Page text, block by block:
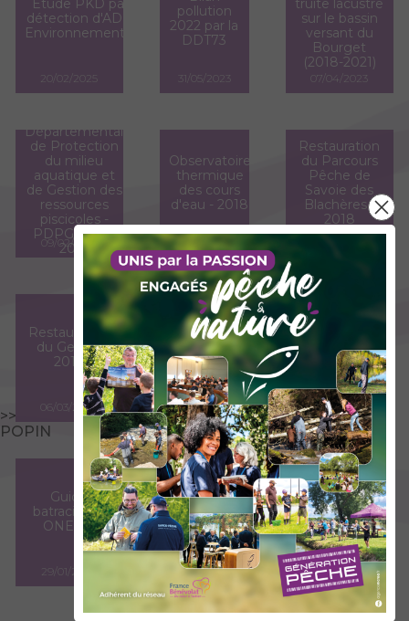
>>
POPIN
détection d'ADN
Environnemental
20/02/2025
pollution
2022 par la
DDT73
31/05/2023
sur le bassin
versant du
Bourget
(2018-2021)
07/04/2023
Départemental
de Protection
du milieu
aquatique et
de Gestion des
ressources
piscicoles -
PDPG 2020-
2025
09/02/2021
Observatoire
thermique
des cours
d'eau - 2018
06/03/2020
Restauration
du Parcours
Pêche de
Savoie des
Blachères -
2018
Restauration
du Gelon -
2019
06/03/2020
Restauration
du Bras de
l'Eglise à
Hauteville -
2017
06/03/2020
Restauration
du Glandon
aval - 2019
06/03/2020
Guide
batraciens -
ONEMA
29/01/2020
Etude de
l'état
écologique
et des
potentiels
piscicoles
des lacs
Blanc,
Verdet et
Noir
05/11/2019
Suivi de la
truite lacustre
sur le bassin
versant du
Bourget
(2011-2017)
16/11/2018